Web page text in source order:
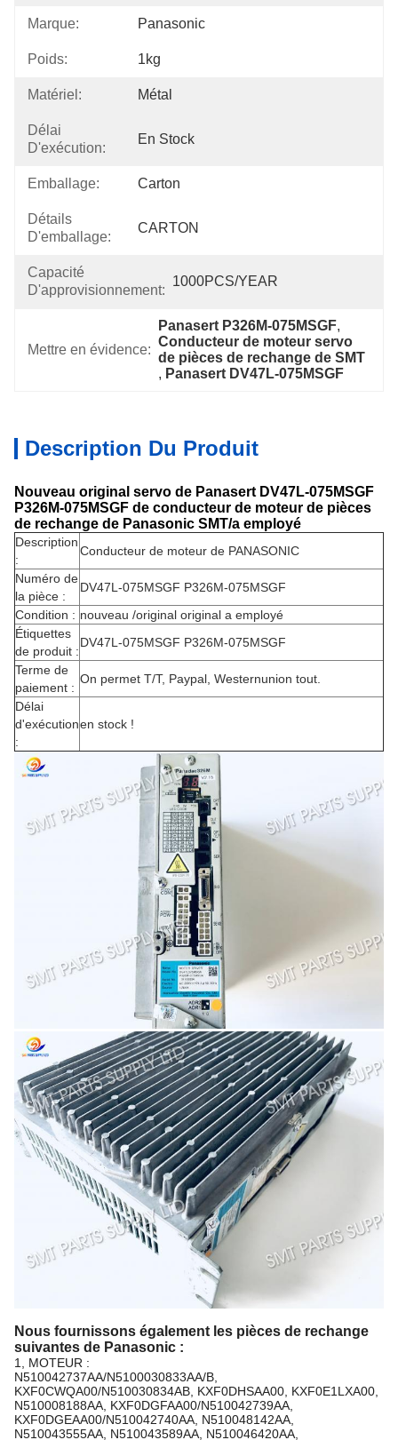
Marque: Panasonic
Poids: 1kg
Matériel: Métal
Délai
D'exécution:
En Stock
Emballage: Carton
Détails
D'emballage:
CARTON
Capacité
D'approvisionnement:
1000PCS/YEAR
Mettre en évidence:
Panasert P326M-075MSGF,
Conducteur de moteur servo
de pièces de rechange de SMT
, Panasert DV47L-075MSGF
Description Du Produit
Nouveau original servo de Panasert DV47L-075MSGF
P326M-075MSGF de conducteur de moteur de pièces
de rechange de Panasonic SMT/a employé
Description
:
Conducteur de moteur de PANASONIC
Numéro de
la pièce :
DV47L-075MSGF P326M-075MSGF
Condition : nouveau /original original a employé
Étiquettes
de produit :
DV47L-075MSGF P326M-075MSGF
Terme de
paiement :
On permet T/T, Paypal, Westernunion tout.
Délai
d'exécution
:
en stock !
Nous fournissons également les pièces de rechange
suivantes de Panasonic :
1, MOTEUR :
N510042737AA/N5100030833AA/B,
KXF0CWQA00/N510030834AB, KXF0DHSAA00, KXF0E1LXA00,
N510008188AA, KXF0DGFAA00/N510042739AA,
KXF0DGEAA00/N510042740AA, N510048142AA,
N510043555AA, N510043589AA, N510046420AA,